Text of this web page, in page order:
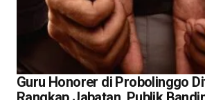
Guru Honorer di Probolinggo